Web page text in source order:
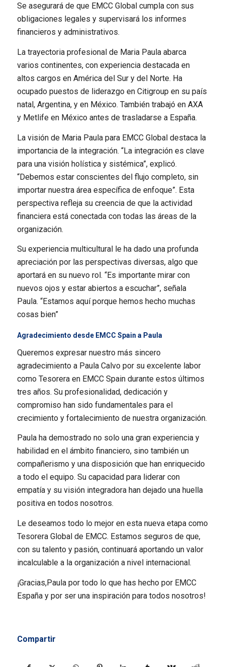
Se asegurará de que EMCC Global cumpla con sus
obligaciones legales y supervisará los informes
financieros y administrativos.
La trayectoria profesional de Maria Paula abarca
varios continentes, con experiencia destacada en
altos cargos en América del Sur y del Norte. Ha
ocupado puestos de liderazgo en Citigroup en su país
natal, Argentina, y en México. También trabajó en AXA
y Metlife en México antes de trasladarse a España.
La visión de Maria Paula para EMCC Global destaca la
importancia de la integración. “La integración es clave
para una visión holística y sistémica”, explicó.
“Debemos estar conscientes del flujo completo, sin
importar nuestra área específica de enfoque”. Esta
perspectiva refleja su creencia de que la actividad
financiera está conectada con todas las áreas de la
organización.
Su experiencia multicultural le ha dado una profunda
apreciación por las perspectivas diversas, algo que
aportará en su nuevo rol. “Es importante mirar con
nuevos ojos y estar abiertos a escuchar”, señala
Paula. “Estamos aquí porque hemos hecho muchas
cosas bien”
Agradecimiento desde EMCC Spain a Paula
Queremos expresar nuestro más sincero
agradecimiento a Paula Calvo por su excelente labor
como Tesorera en EMCC Spain durante estos últimos
tres años. Su profesionalidad, dedicación y
compromiso han sido fundamentales para el
crecimiento y fortalecimiento de nuestra organización.
Paula ha demostrado no solo una gran experiencia y
habilidad en el ámbito financiero, sino también un
compañerismo y una disposición que han enriquecido
a todo el equipo. Su capacidad para liderar con
empatía y su visión integradora han dejado una huella
positiva en todos nosotros.
Le deseamos todo lo mejor en esta nueva etapa como
Tesorera Global de EMCC. Estamos seguros de que,
con su talento y pasión, continuará aportando un valor
incalculable a la organización a nivel internacional.
¡Gracias,Paula por todo lo que has hecho por EMCC
España y por ser una inspiración para todos nosotros!
Compartir